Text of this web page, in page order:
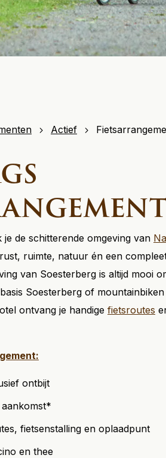
Actief
je de schitterende omgeving van
ruimte, natuur én een
van Soesterberg is altijd mooi
Soesterberg of
ontvang je handige fietsroutes
ontbijt
fietsenstalling en oplaadpunt
en thee